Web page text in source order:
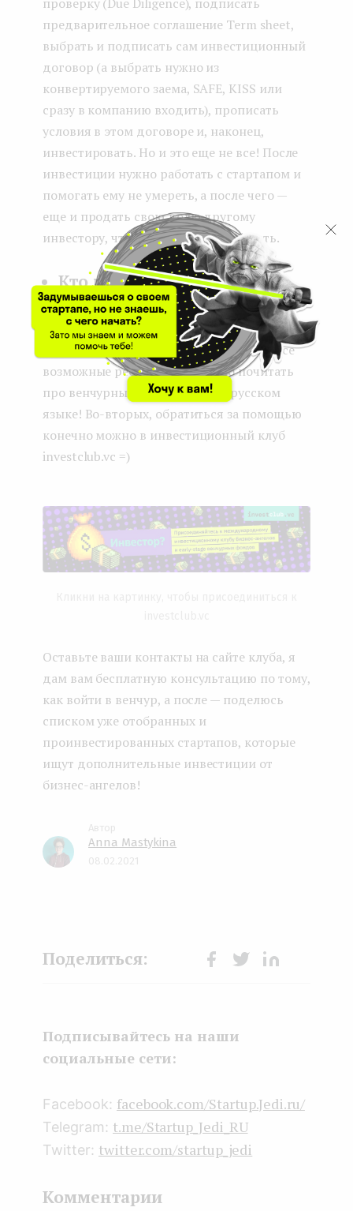
проверку (Due Diligence), подписать
предварительное соглашение Term sheet,
выбрать и подписать сам инвестиционный
договор (а выбрать нужно из
конвертируемого заема, SAFE, KISS или
сразу в компанию входить), прописать
условия в этом договоре и, наконец,
инвестировать. Но и это еще не все! После
инвестиции нужно работать с стартапом и
помогать ему не умереть, а после чего —
еще и продать свою долю другому
инвестору, чтобы, наконец, заработать.
Кто может мне со всем
этим помочь разобраться?
Во-первых, в инструкции я расписала все
возможные ресурсы, где можно почитать
про венчурные инвестиции на русском
языке! Во-вторых, обратиться за помощью
конечно можно в инвестиционный клуб
investclub.vc =)
Оставьте ваши контакты на сайте клуба, я
дам вам бесплатную консультацию по тому,
как войти в венчур, а после — поделюсь
списком уже отобранных и
проинвестированных стартапов, которые
ищут дополнительные инвестиции от
бизнес-ангелов!
Anna Mastykina
08.02.2021
k
Подписывайтесь на наши
социальные сети:
Facebook: facebook.com/Startup.Jedi.ru/
Telegram: t.me/Startup_Jedi_RU
Twitter: twitter.com/startup_jedi
Комментарии